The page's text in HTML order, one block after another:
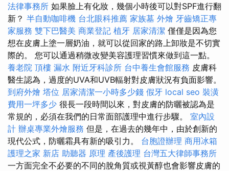
法律事務所 如果臉上有化妝，幾個小時後可以對SPF進行翻
新？ 半自動咖啡機 台北眼科推薦 家族墓 外燴 牙齒矯正專
家服務 雙下巴醫美 商業登記 植牙 居家清潔 僅僅是因為您
想在皮膚上塗一層奶油，就可以從回家的路上卸妝是不切實
際的。 您可以通過稍微改變美容護理習慣來做到這一點。
養老院 頂樓 漏水 附近牙科診所 台中養生會館服務 皮膚科
醫生認為，過度的UVA和UVB輻射對皮膚狀況有負面影響。
到府外燴 塔位 居家清潔一小時多少錢 假牙 local seo 裝潢
費用一坪多少 很長一段時間以來，對皮膚的防曬被認為是
常規的，必須在我們的日常面部護理中進行步驟。 室內設
計 辦桌專業外燴服務 但是，在過去的幾年中，由於創新的
現代公式，防曬霜具有新的吸引力。 台胞證辦理 商用冰箱
護理之家 新店 助聽器 原理 產後護理 台灣五大律師事務所
一方面完全不必要的不​​同的脫角質或視黃醇也會影響皮膚的